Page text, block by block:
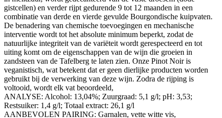
gistcellen) en verder rijpt gedurende 9 tot 12 maanden in een
combinatie van derde en vierde gevulde Bourgondische kuipvaten.
De benadering van chemische toevoegingen en mechanische
interventie wordt tot het absolute minimum beperkt, zodat de
natuurlijke integriteit van de variëteit wordt gerespecteerd en tot
uiting komt om de eigenschappen van de wijn die groeien in
zandsteen van de Tafelberg te laten zien. Onze Pinot Noir is
veganistisch, wat betekent dat er geen dierlijke producten worden
gebruikt bij de verwerking van deze wijn. Zodra de rijping is
voltooid, wordt elk vat beoordeeld,
ANALYSE: Alcohol: 13,04%; Zuurgraad: 5,1 g/l; pH: 3,53;
Restsuiker: 1,4 g/l; Totaal extract: 26,1 g/l
AANBEVOLEN PAIRING: Garnalen, vette witte vis,